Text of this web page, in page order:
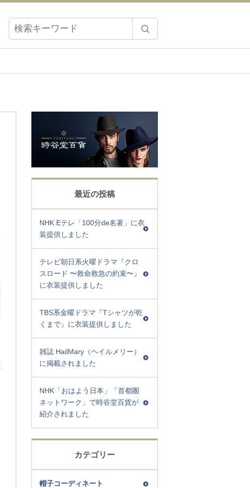
最近の投稿
NHK Eテレ「100分de名著」に衣
装提供しました
テレビ朝日系火曜ドラマ『クロ
スロード 〜救命救急の約束〜』
に衣装提供しました
TBS系金曜ドラマ『Tシャツが乾
くまで』に衣装提供しました
雑誌 HailMary（ヘイルメリー）
に掲載されました
NHK「おはよう日本」「首都圏
ネットワーク」で時谷堂百貨が
紹介されました
カテゴリー
帽子コーディネート